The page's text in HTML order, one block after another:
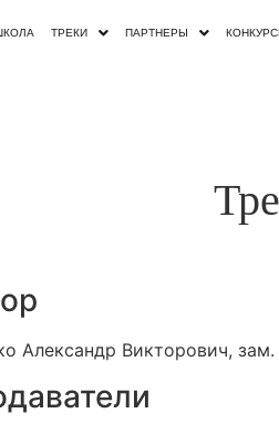
ТРЕКИ ПАРТНЕРЫ
Александр Викторович,